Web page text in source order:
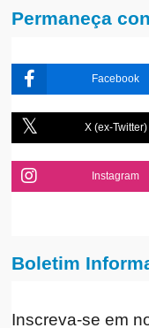
Permaneça
Facebook
X (ex-Twitter)
Instagram
Boletim
Inscreva-se em